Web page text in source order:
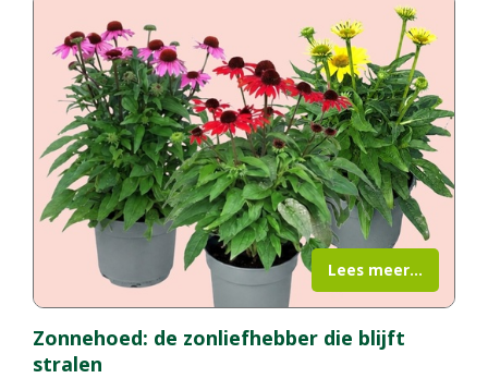
Zonnehoed: de zonliefhebber die blijft
stralen
Lees meer...